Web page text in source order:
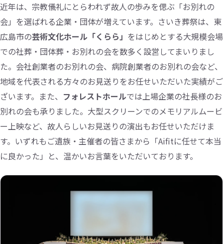
近年は、宗教儀礼にとらわれず故人の歩みを偲ぶ「お別れの
会」を選ばれる企業・団体が増えています。さいき葬祭は、東
広島市の芸術文化ホール「くらら」 をはじめとする大規模会場
での社葬・団体葬・お別れの会を数多く設営してまいりまし
た。会社創業者のお別れの会、病院創業者のお別れの会など、
地域を代表される方々のお見送りをお任せいただいた実績がご
ざいます。また、 フォレストホールでは上場企業の社長様のお
別れの会も承りました。大型スクリーンでのメモリアルムービ
ー上映など、故人らしいお見送りの演出もお任せいただけま
す。いずれもご遺族・主催者の皆さまから「Aifitに任せて本当
に良かった」と、温かいお言葉をいただいております。